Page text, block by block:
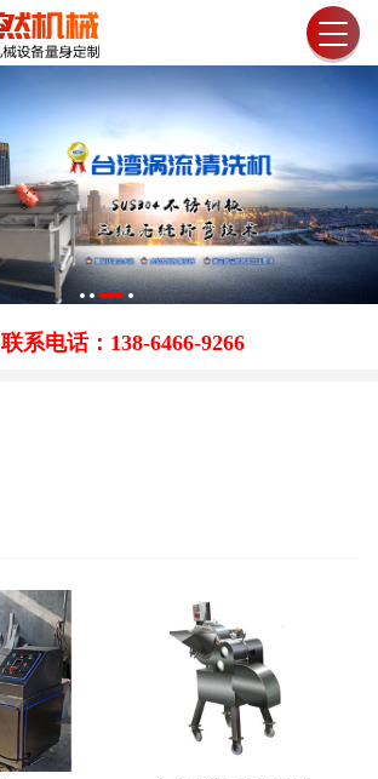
联系电话：138-6466-​9266